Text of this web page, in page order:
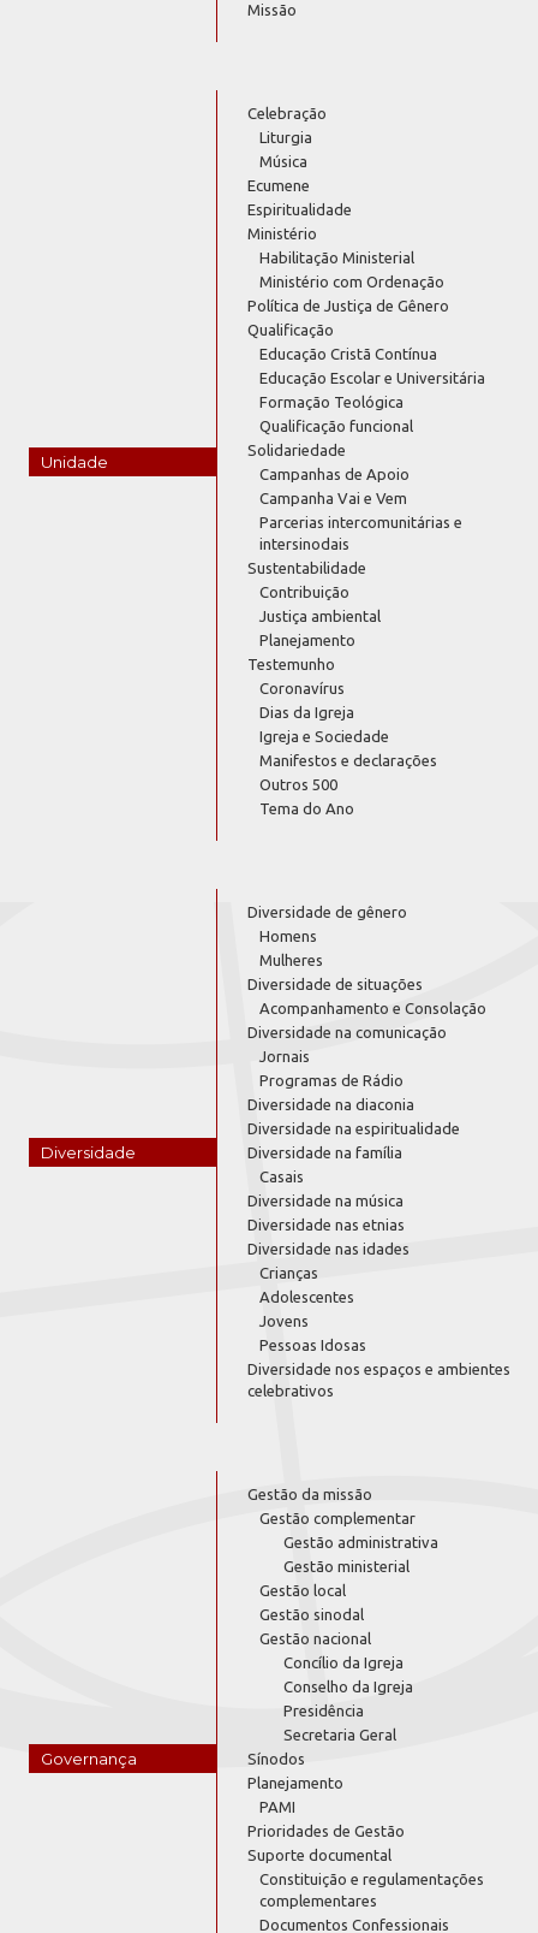
Missão
Unidade
Celebração
Liturgia
Música
Ecumene
Espiritualidade
Ministério
Habilitação Ministerial
Ministério com Ordenação
Política de Justiça de Gênero
Qualificação
Educação Cristã Contínua
Educação Escolar e Universitária
Formação Teológica
Qualificação funcional
Solidariedade
Campanhas de Apoio
Campanha Vai e Vem
Parcerias intercomunitárias e
intersinodais
Sustentabilidade
Contribuição
Justiça ambiental
Planejamento
Testemunho
Coronavírus
Dias da Igreja
Igreja e Sociedade
Manifestos e declarações
Outros 500
Tema do Ano
Diversidade
Diversidade de gênero
Homens
Mulheres
Diversidade de situações
Acompanhamento e Consolação
Diversidade na comunicação
Jornais
Programas de Rádio
Diversidade na diaconia
Diversidade na espiritualidade
Diversidade na família
Casais
Diversidade na música
Diversidade nas etnias
Diversidade nas idades
Crianças
Adolescentes
Jovens
Pessoas Idosas
Diversidade nos espaços e ambientes
celebrativos
Governança
Gestão da missão
Gestão complementar
Gestão administrativa
Gestão ministerial
Gestão local
Gestão sinodal
Gestão nacional
Concílio da Igreja
Conselho da Igreja
Presidência
Secretaria Geral
Sínodos
Planejamento
PAMI
Prioridades de Gestão
Suporte documental
Constituição e regulamentações
complementares
Documentos Confessionais